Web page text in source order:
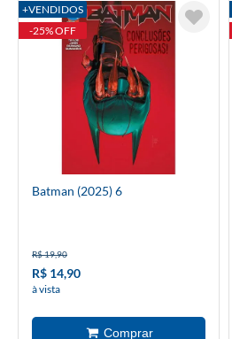
+VENDIDOS
-25% OFF
Batman (2025) 6
R$ 19,90
R$ 14,90
à vista